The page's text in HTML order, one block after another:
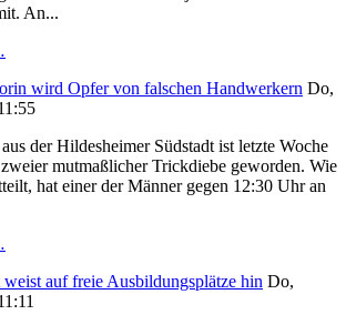
An...
wird Opfer von falschen Handwerkern Do,
der Hildesheimer Südstadt ist letzte Woche
mutmaßlicher Trickdiebe geworden. Wie
hat einer der Männer gegen 12:30 Uhr an
auf freie Ausbildungsplätze hin Do,